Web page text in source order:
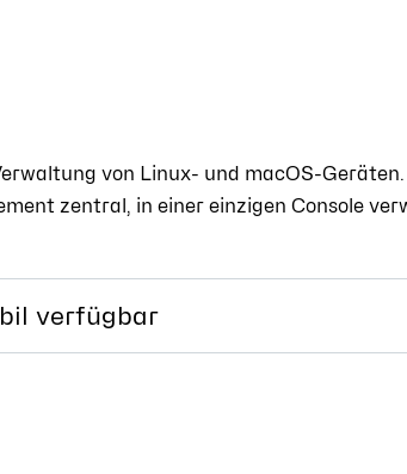
von Linux- und macOS-Geräten.
zentral, in einer einzigen Console
verfügbar